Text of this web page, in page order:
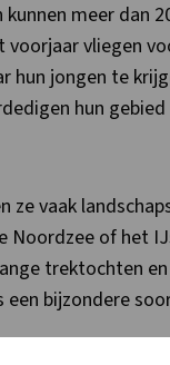
meer dan
vliegen
hun jongen te
hun
vaak
Noordzee of het
trektochten
bijzondere